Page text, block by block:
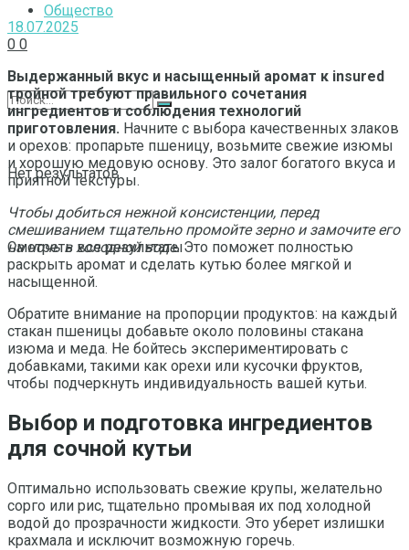
Общество
Нет результатов
Смотреть все результаты
18.07.2025
0 0
Выдержанный вкус и насыщенный аромат к insured
тройной требуют правильного сочетания
ингредиентов и соблюдения технологий
приготовления. Начните с выбора качественных злаков
и орехов: пропарьте пшеницу, возьмите свежие изюмы
и хорошую медовую основу. Это залог богатого вкуса и
приятной текстуры.
Чтобы добиться нежной консистенции, перед
смешиванием тщательно промойте зерно и замочите его
на ночь в холодной воде.Это поможет полностью
раскрыть аромат и сделать кутью более мягкой и
насыщенной.
Обратите внимание на пропорции продуктов: на каждый
стакан пшеницы добавьте около половины стакана
изюма и меда. Не бойтесь экспериментировать с
добавками, такими как орехи или кусочки фруктов,
чтобы подчеркнуть индивидуальность вашей кутьи.
Выбор и подготовка ингредиентов
для сочной кутьи
Оптимально использовать свежие крупы, желательно
сорго или рис, тщательно промывая их под холодной
водой до прозрачности жидкости. Это уберет излишки
крахмала и исключит возможную горечь.